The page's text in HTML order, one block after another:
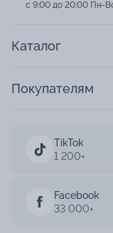
c 9:00 до 20:00 Пн-
TikTok
1 200+
Facebook
33 000+
Каталог
Покупателям